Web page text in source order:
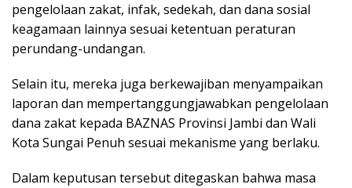
pengelolaan zakat, infak, sedekah, dan dana sosial
keagamaan lainnya sesuai ketentuan peraturan
perundang-undangan.
Selain itu, mereka juga berkewajiban menyampaikan
laporan dan mempertanggungjawabkan pengelolaan
dana zakat kepada BAZNAS Provinsi Jambi dan Wali
Kota Sungai Penuh sesuai mekanisme yang berlaku.
Dalam keputusan tersebut ditegaskan bahwa masa